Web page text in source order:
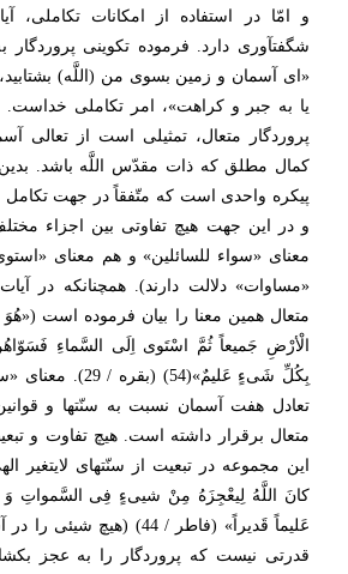
و امّا در استفاده از امكانات تكاملى،
شگفت‏آورى دارد. فرموده تكوینى
«اى آسمان و زمین بسوى من (اللَّه)
یا به جبر و كراهت»، امر تكاملى
پروردگار متعال، تمثیلى است از تعالى
كمال مطلق كه ذات مقدّس اللَّه باشد.
پیكره واحدى است كه متّفقاً در جهت تكامل
و در این جهت هیچ تفاوتى بین اجزاء
معناى «سواء للسائلین» و هم معناى
«مساوات» دلالت دارند). همچنانكه در
متعال همین معنا را بیان فرموده است
الْأرْضِ جَمیعاً ثُمَّ اسْتَوى‏ اِلَى السَّماءِ
بِكُلِّ شَى‏ءٍ عَلیمٌ»(54)
تعادل هفت آسمان نسبت به سنّت‏ها و
متعال برقرار داشته است. هیچ تفاوت و
این مجموعه در تبعیت از سنّت‏هاى لایتغیر
كانَ اللَّهُ لِیعْجِزَهُ مِنْ شیى‏ءٍ فِى السَّمواتِ وَ
عَلیماً قَدیراً» (فاطر / 44)
قدرتى نیست كه پروردگار را به عجز